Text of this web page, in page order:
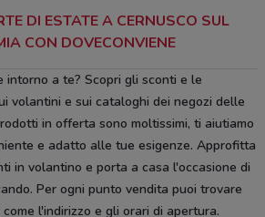
DI ESTATE A CERNUSCO SUL
CON DOVECONVIENE
intorno a te? Scopri gli sconti e le
volantini e sui cataloghi dei negozi delle
in offerta sono moltissimi, ti aiutiamo
e adatto alle tue esigenze. Approfitta
in volantino e porta a casa l'occasione di
Per ogni punto vendita puoi trovare
l'indirizzo e gli orari di apertura.